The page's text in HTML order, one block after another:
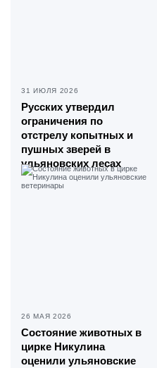
31 ИЮЛЯ 2026
Русских утвердил
ограничения по
отстрелу копытных и
пушных зверей в
ульяновских лесах
26 МАЯ 2026
Состояние животных в
цирке Никулина
оценили ульяновские